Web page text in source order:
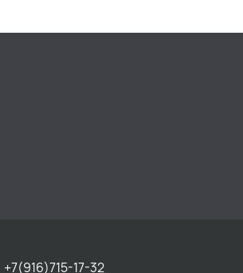
+7(916)715-17-32